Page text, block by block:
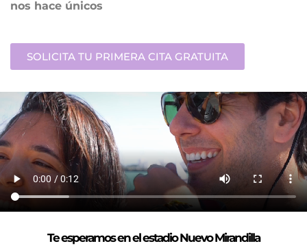
nos hace únicos
SOLICITA TU PRIMERA CITA GRATUITA
Te esperamos en el estadio Nuevo Mirandilla